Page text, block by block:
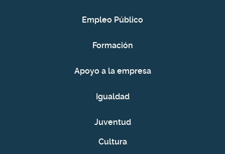
Empleo Público
Formación
Apoyo a la empresa
Igualdad
Juventud
Cultura